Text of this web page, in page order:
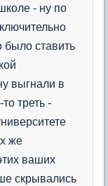
- ну по
ставить
выгнали в
треть -
же
ваших
скрывались